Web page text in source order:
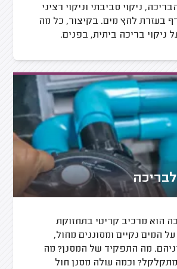
ניקוי סביבתי וניקוי רציני
בעזרת לחץ מים. בקיצור, כל מה
ניקוי בריכה ביתית, בפנים.
הוא מרכיב קריטי בתחזוקת
המים נקיים ומסוננים מחול,
מה התפקיד של המסנן? מה
וכמה עולה מסנן חול